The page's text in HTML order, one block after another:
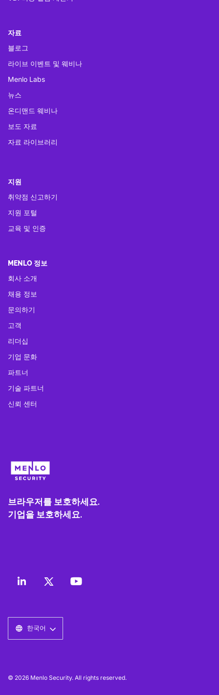
자료
블로그
라이브 이벤트 및 웨비나
Menlo Labs
뉴스
온디맨드 웨비나
보도 자료
자료 라이브러리
지원
취약점 신고하기
지원 포털
교육 및 인증
MENLO 정보
회사 소개
채용 정보
문의하기
고객
리더십
기업 문화
파트너
기술 파트너
신뢰 센터
브라우저를 보호하세요.
기업을 보호하세요.
한국어
© 2026 Menlo Security. All rights reserved.